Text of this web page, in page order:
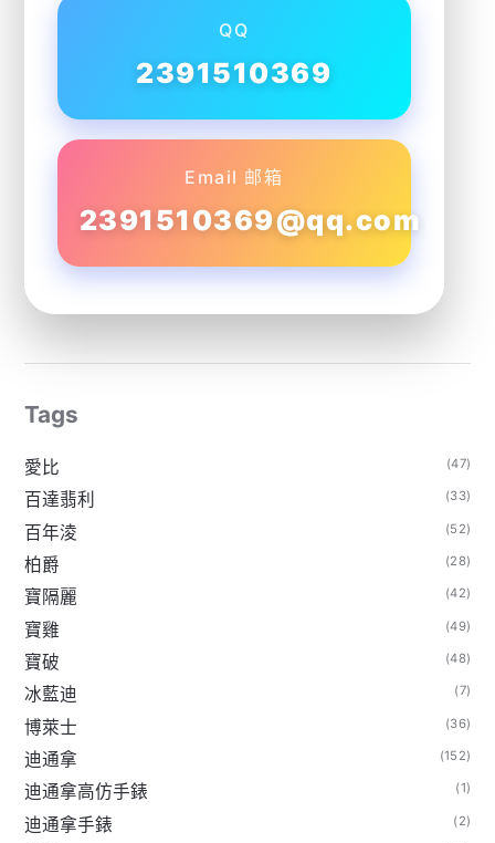
QQ
2391510369
Email 邮箱
2391510369@qq.com
Tags
愛比 (47)
百達翡利 (33)
百年淩 (52)
柏爵 (28)
寶隔麗 (42)
寶雞 (49)
寶破 (48)
冰藍迪 (7)
博萊士 (36)
迪通拿 (152)
迪通拿高仿手錶 (1)
迪通拿手錶 (2)